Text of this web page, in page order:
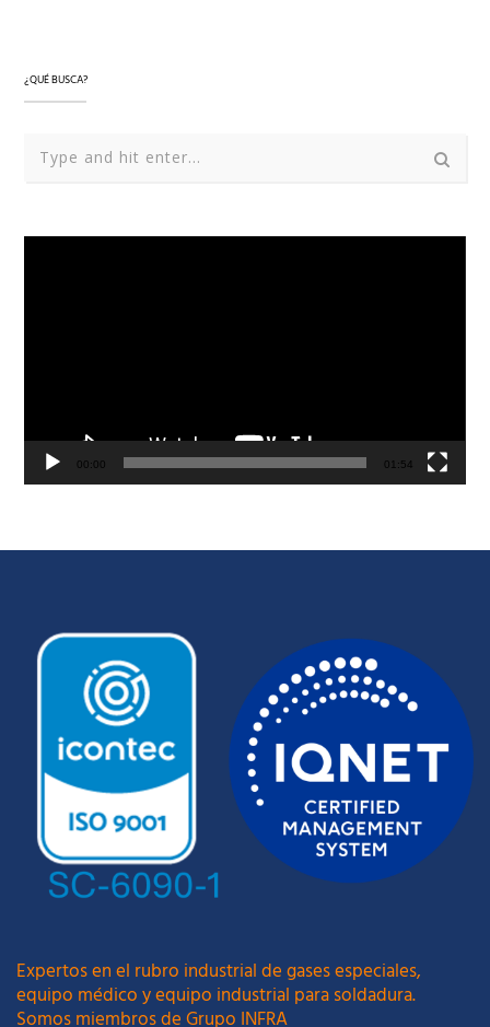
¿QUÉ BUSCA?
00:00 01:54
Expertos en el rubro industrial de gases especiales,
equipo médico y equipo industrial para soldadura.
Somos miembros de Grupo INFRA